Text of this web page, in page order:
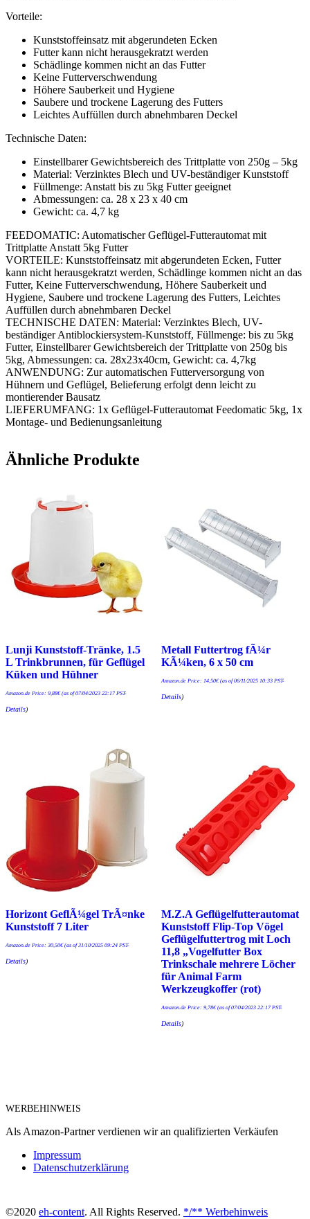
Vorteile:
Kunststoffeinsatz mit abgerundeten Ecken
Futter kann nicht herausgekratzt werden
Schädlinge kommen nicht an das Futter
Keine Futterverschwendung
Höhere Sauberkeit und Hygiene
Saubere und trockene Lagerung des Futters
Leichtes Auffüllen durch abnehmbaren Deckel
Technische Daten:
Einstellbarer Gewichtsbereich des Trittplatte von 250g – 5kg
Material: Verzinktes Blech und UV-beständiger Kunststoff
Füllmenge: Anstatt bis zu 5kg Futter geeignet
Abmessungen: ca. 28 x 23 x 40 cm
Gewicht: ca. 4,7 kg
FEEDOMATIC: Automatischer Geflügel-Futterautomat mit
Trittplatte Anstatt 5kg Futter
VORTEILE: Kunststoffeinsatz mit abgerundeten Ecken, Futter
kann nicht herausgekratzt werden, Schädlinge kommen nicht an das
Futter, Keine Futterverschwendung, Höhere Sauberkeit und
Hygiene, Saubere und trockene Lagerung des Futters, Leichtes
Auffüllen durch abnehmbaren Deckel
TECHNISCHE DATEN: Material: Verzinktes Blech, UV-
beständiger Antiblockiersystem-Kunststoff, Füllmenge: bis zu 5kg
Futter, Einstellbarer Gewichtsbereich der Trittplatte von 250g bis
5kg, Abmessungen: ca. 28x23x40cm, Gewicht: ca. 4,7kg
ANWENDUNG: Zur automatischen Futterversorgung von
Hühnern und Geflügel, Belieferung erfolgt denn leicht zu
montierender Bausatz
LIEFERUMFANG: 1x Geflügel-Futterautomat Feedomatic 5kg, 1x
Montage- und Bedienungsanleitung
Ähnliche Produkte
Lunji Kunststoff-Tränke, 1.5
L Trinkbrunnen, für Geflügel
Küken und Hühner
Amazon.de Price: 9,88€(as of 07/04/2023 22:17 PST-
Details)
Metall Futtertrog fÃ¼r
KÃ¼ken, 6 x 50 cm
Amazon.de Price: 14,50€(as of 06/11/2025 10:33 PST-
Details)
Horizont GeflÃ¼gel TrÃ¤nke
Kunststoff 7 Liter
Amazon.de Price: 30,50€(as of 31/10/2025 09:24 PST-
Details)
M.Z.A Geflügelfutterautomat
Kunststoff Flip-Top Vögel
Geflügelfuttertrog mit Loch
11,8 „Vogelfutter Box
Trinkschale mehrere Löcher
für Animal Farm
Werkzeugkoffer (rot)
Amazon.de Price: 9,78€(as of 07/04/2023 22:17 PST-
Details)
WERBEHINWEIS
Als Amazon-Partner verdienen wir an qualifizierten Verkäufen
Impressum
Datenschutzerklärung
©2020 eh-content. All Rights Reserved. */** Werbehinweis